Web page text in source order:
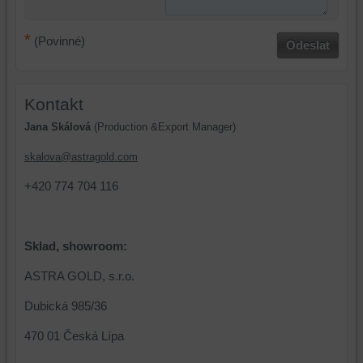
* (Povinné) Odeslat
Kontakt
Jana Skálová (Production &Export Manager)
skalova@astragold.com
+420 774 704 116
Sklad, showroom:
ASTRA GOLD, s.r.o.
Dubická 985/36
470 01 Česká Lípa
vaši
základní
funkčnosti
zážitku
funkce,
zážitek
z
ukládat
uživatelského
nebo
bez
používat